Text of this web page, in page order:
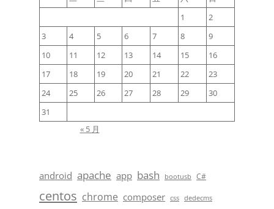
1
2
3
4 5 6 7 8
9
10
11 12 13 14 15
16
17
18 19 20 21 22
23
24
25 26 27 28 29
30
31
« 5 月
android apache app bash bootusb C#
centos chrome composer css dedecms